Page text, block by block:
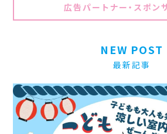
広告パートナー・スポン
NEW POST
最新記事